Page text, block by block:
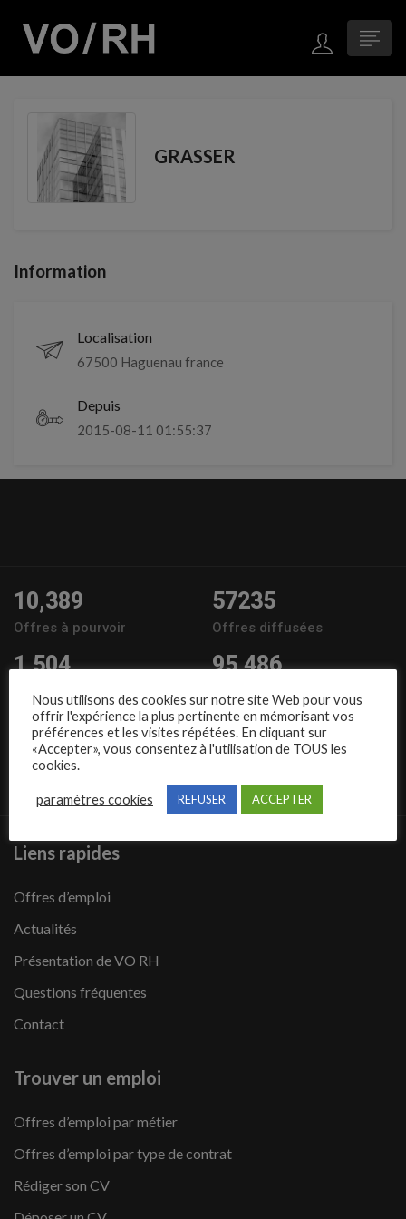
GRASSER
Information
Localisation
67500 Haguenau france
Depuis
2015-08-11 01:55:37
10,389
Offres à pourvoir
57235
Offres diffusées
1,504
Entreprises
95,486
Candidats
Nous suivre
Liens rapides
Offres d’emploi
Actualités
Présentation de VO RH
Questions fréquentes
Contact
Trouver un emploi
Offres d’emploi par métier
Offres d’emploi par type de contrat
Rédiger son CV
Nous utilisons des cookies sur notre site Web pour vous
offrir l'expérience la plus pertinente en mémorisant vos
préférences et les visites répétées. En cliquant sur
«Accepter», vous consentez à l'utilisation de TOUS les
cookies.
paramètres cookies REFUSER ACCEPTER